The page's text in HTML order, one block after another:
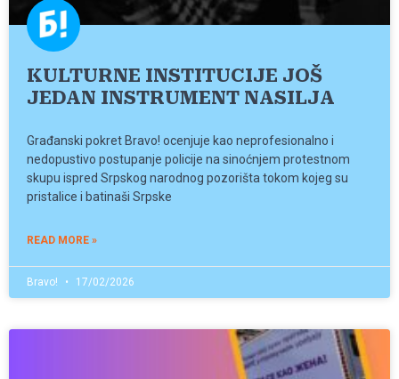
KULTURNE INSTITUCIJE JOŠ
JEDAN INSTRUMENT NASILJA
Građanski pokret Bravo! ocenjuje kao neprofesionalno i
nedopustivo postupanje policije na sinoćnjem protestnom
skupu ispred Srpskog narodnog pozorišta tokom kojeg su
pristalice i batinaši Srpske
READ MORE »
Bravo! 17/02/2026